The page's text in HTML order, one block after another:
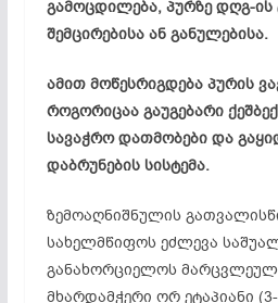
გამოცდილება, პურზე დღგ-ის
შემცირებისა ან განულებისა.
ამით მოწესრიგდება პურის
როგორიცაა გაუგებარი
სავაჭრო დათმობები და
დაბრუნების სისტემა.
ზემოაღნიშნულის
სახელმწიფოს ეძლევა
განახორციელოს
მხარდამჭერი ორ ეტაპიანი